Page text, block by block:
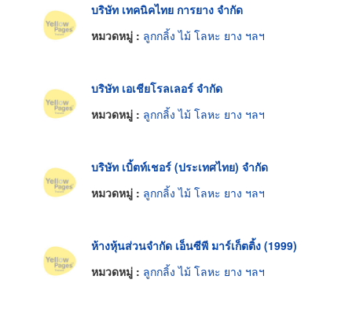
บริษัท เทคนิคไทย การยาง จำกัด
หมวดหมู่ : ลูกกลิ้ง ไม้ โลหะ ยาง ฯลฯ
บริษัท เอเชียโรลเลอร์ จำกัด
หมวดหมู่ : ลูกกลิ้ง ไม้ โลหะ ยาง ฯลฯ
บริษัท เบิ้ตท์เชอร์ (ประเทศไทย) จำกัด
หมวดหมู่ : ลูกกลิ้ง ไม้ โลหะ ยาง ฯลฯ
ห้างหุ้นส่วนจำกัด เอ็นซีพี มาร์เก็ตติ้ง (1999)
หมวดหมู่ : ลูกกลิ้ง ไม้ โลหะ ยาง ฯลฯ